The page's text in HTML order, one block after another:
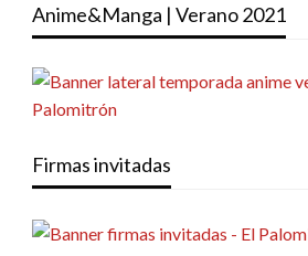
Anime&Manga | Verano 2021
Firmas invitadas